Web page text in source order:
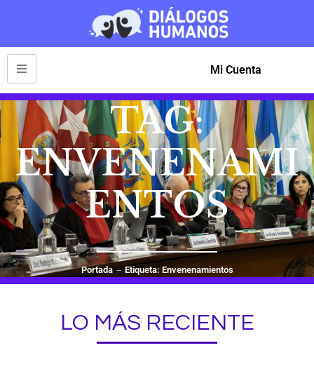
Mi Cuenta
TAG:
ENVENENAMI
ENTOS
Portada Etiqueta: Envenenamientos
LO MÁS RECIENTE